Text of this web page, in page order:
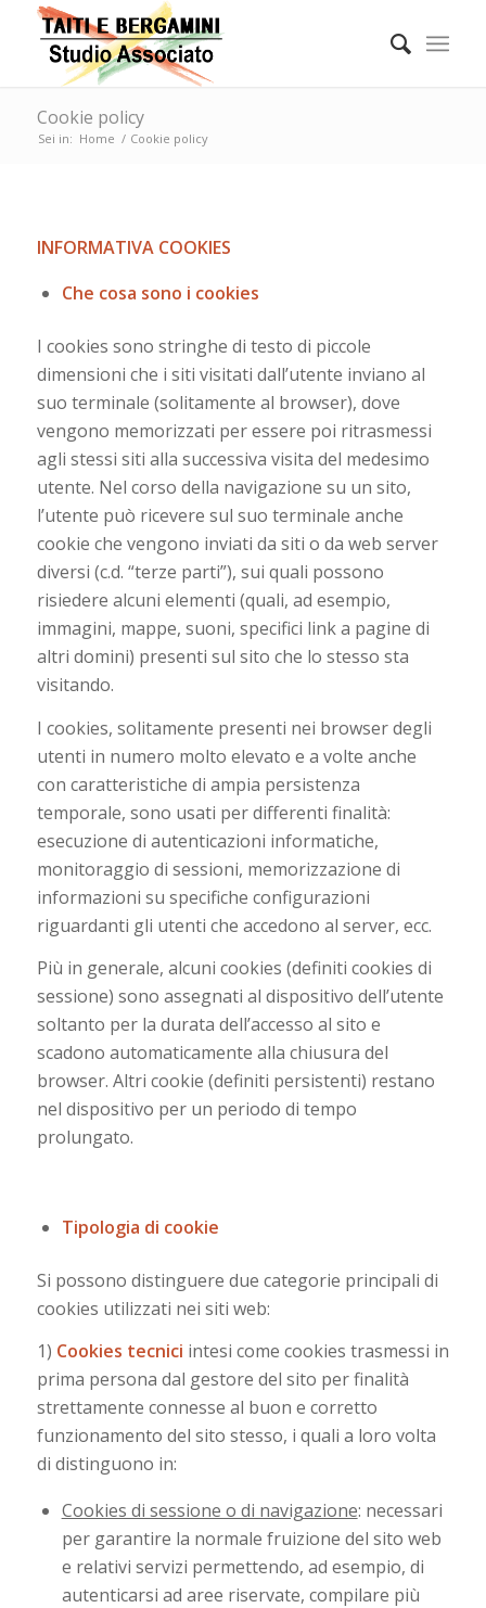
Cookie policy
Sei in: Home / Cookie policy
INFORMATIVA COOKIES
Che cosa sono i cookies
I cookies sono stringhe di testo di piccole
dimensioni che i siti visitati dall’utente inviano al
suo terminale (solitamente al browser), dove
vengono memorizzati per essere poi ritrasmessi
agli stessi siti alla successiva visita del medesimo
utente. Nel corso della navigazione su un sito,
l’utente può ricevere sul suo terminale anche
cookie che vengono inviati da siti o da web server
diversi (c.d. “terze parti”), sui quali possono
risiedere alcuni elementi (quali, ad esempio,
immagini, mappe, suoni, specifici link a pagine di
altri domini) presenti sul sito che lo stesso sta
visitando.
I cookies, solitamente presenti nei browser degli
utenti in numero molto elevato e a volte anche
con caratteristiche di ampia persistenza
temporale, sono usati per differenti finalità:
esecuzione di autenticazioni informatiche,
monitoraggio di sessioni, memorizzazione di
informazioni su specifiche configurazioni
riguardanti gli utenti che accedono al server, ecc.
Più in generale, alcuni cookies (definiti cookies di
sessione) sono assegnati al dispositivo dell’utente
soltanto per la durata dell’accesso al sito e
scadono automaticamente alla chiusura del
browser. Altri cookie (definiti persistenti) restano
nel dispositivo per un periodo di tempo
prolungato.
Tipologia di cookie
Si possono distinguere due categorie principali di
cookies utilizzati nei siti web:
1) Cookies tecnici intesi come cookies trasmessi in
prima persona dal gestore del sito per finalità
strettamente connesse al buon e corretto
funzionamento del sito stesso, i quali a loro volta
di distinguono in:
Cookies di sessione o di navigazione: necessari
per garantire la normale fruizione del sito web
e relativi servizi permettendo, ad esempio, di
autenticarsi ad aree riservate, compilare più